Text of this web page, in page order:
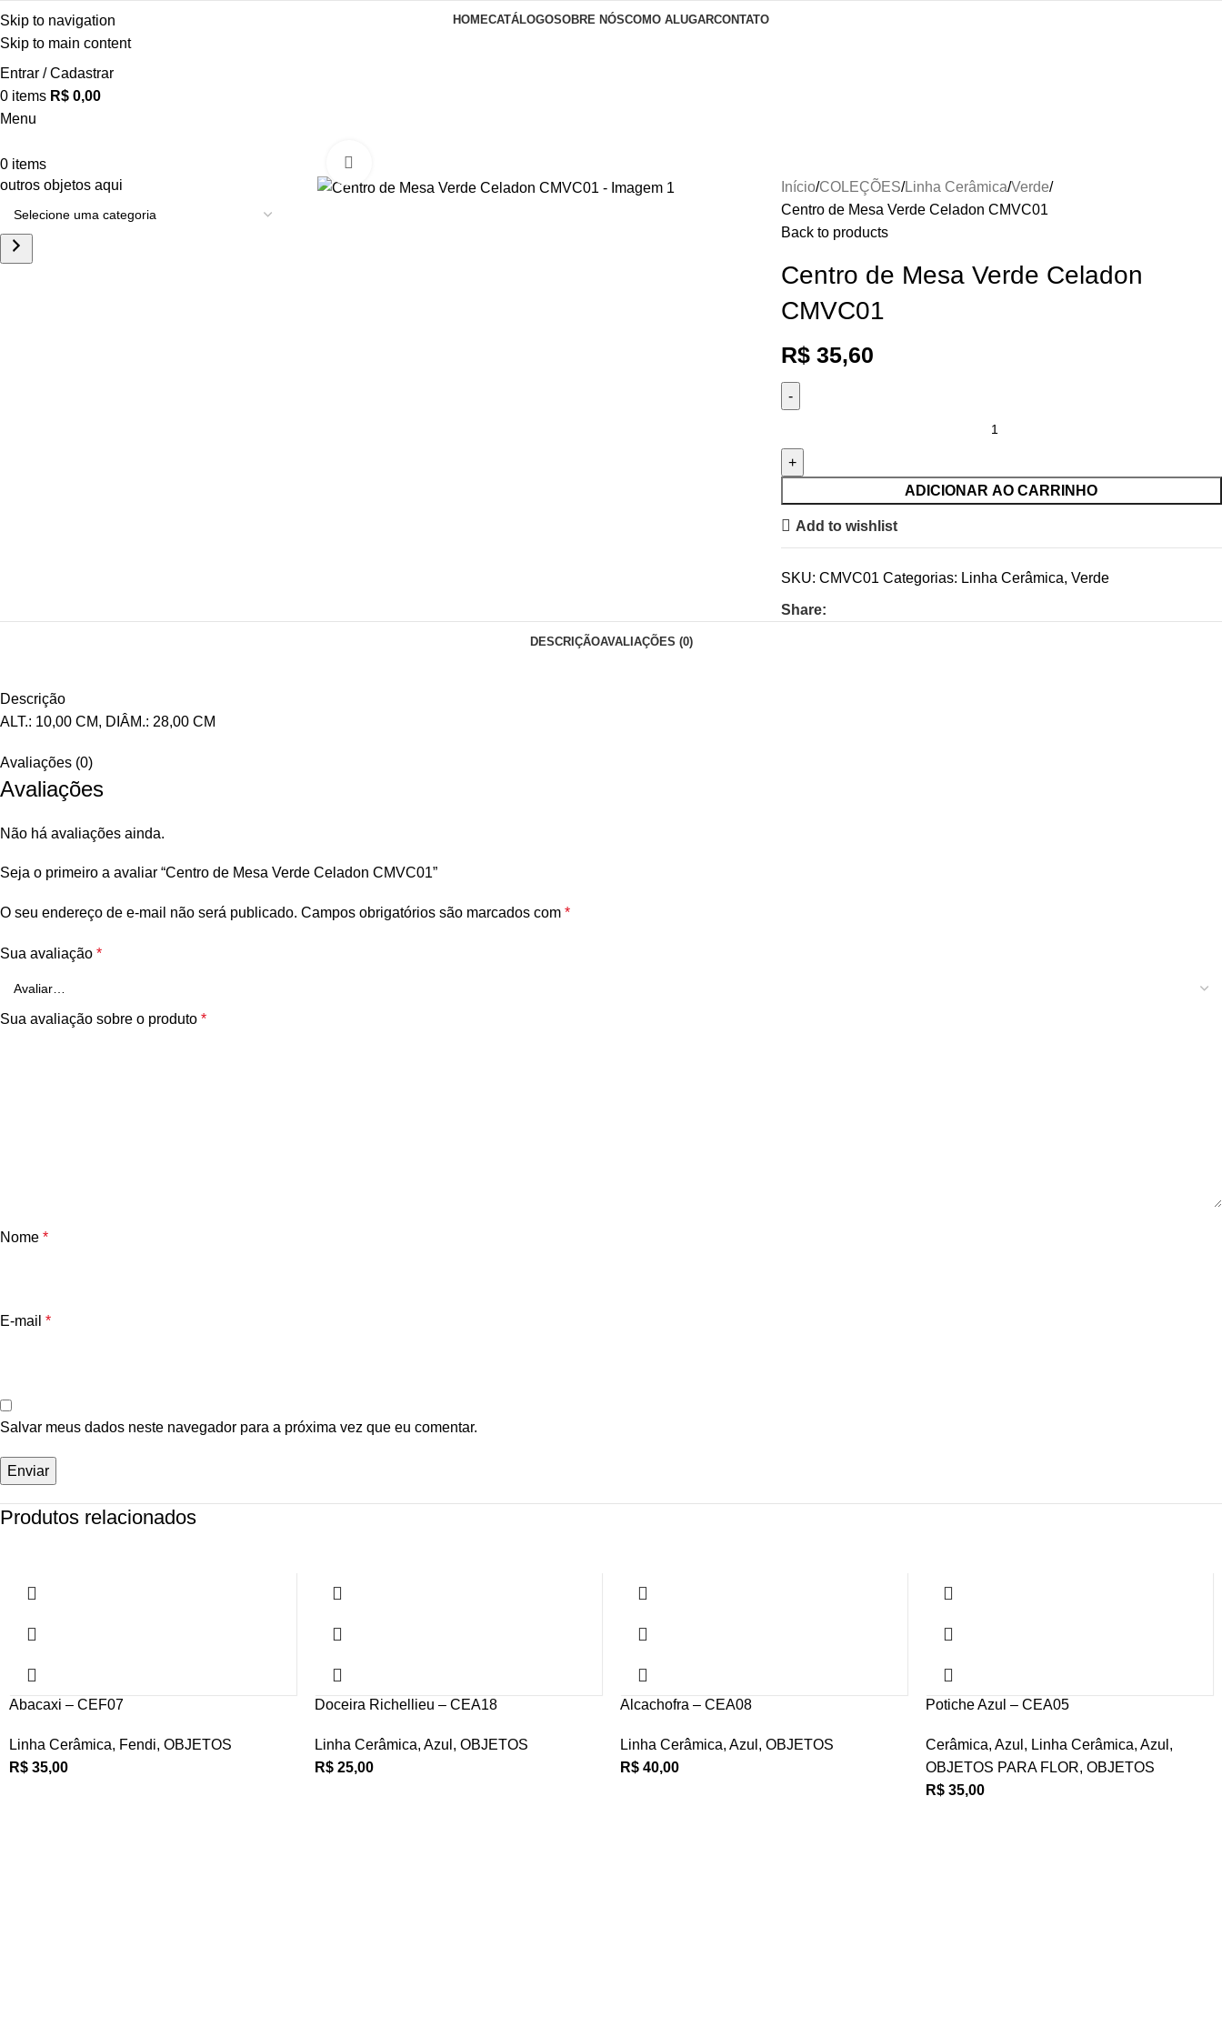
Skip to navigation
Skip to main content
HOMECATÁLOGOSOBRE NÓSCOMO ALUGARCONTATO
Entrar / Cadastrar
0 items R$ 0,00
Menu
0 items
outros objetos aqui
Início COLEÇÕES Linha Cerâmica Verde
Centro de Mesa Verde Celadon CMVC01
Back to products
Centro de Mesa Verde Celadon
CMVC01
R$35,60
ADICIONAR AO CARRINHO
Add to wishlist
SKU: CMVC01 Categorias: Linha Cerâmica, Verde
Share:
DESCRIÇÃOAVALIAÇÕES (0)
Descrição
ALT.: 10,00 CM, DIÂM.: 28,00 CM
Avaliações (0)
Avaliações
Não há avaliações ainda.
Seja o primeiro a avaliar “Centro de Mesa Verde Celadon CMVC01”
O seu endereço de e-mail não será publicado. Campos obrigatórios são marcados com *
Sua avaliação *
Sua avaliação sobre o produto *
Nome *
E-mail *
Salvar meus dados neste navegador para a próxima vez que eu comentar.
Produtos relacionados
Abacaxi – CEF07
Linha Cerâmica, Fendi, OBJETOS
R$ 35,00
Doceira Richellieu – CEA18
Linha Cerâmica, Azul , OBJETOS
R$ 25,00
Alcachofra – CEA08
Linha Cerâmica, Azul , OBJETOS
R$ 40,00
Potiche Azul – CEA05
Cerâmica, Azul , Linha Cerâmica, Azul ,
OBJETOS PARA FLOR, OBJETOS
R$ 35,00